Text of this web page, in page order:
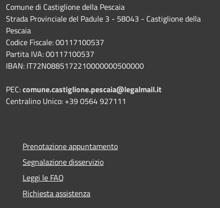
Comune di Castiglione della Pescaia
Strada Provinciale del Padule 3 - 58043 - Castiglione della
Pescaia
Codice Fiscale: 00117100537
Partita IVA: 00117100537
IBAN: IT72N0885172210000000500000
PEC:comune.castiglione.pescaia@legalmail.it
Centralino Unico: +39 0564 927111
Prenotazione appuntamento
Segnalazione disservizio
Leggi le FAQ
Richiesta assistenza